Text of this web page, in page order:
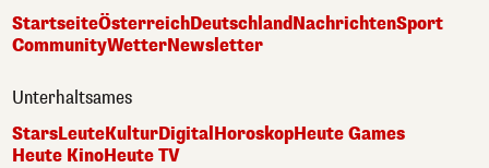
StartseiteÖsterreichDeutschlandNachrichtenSport
CommunityWetterNewsletter
Unterhaltsames
StarsLeuteKulturDigitalHoroskopHeute Games
Heute KinoHeute TV